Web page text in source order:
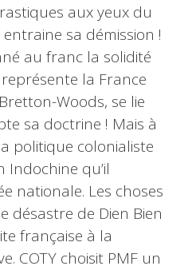
aux yeux du
sa démission !
au franc la solidité
la France
Woods, se lie
sa doctrine ! Mais à
politique colonialiste
qu’il
nationale. Les choses
désastre de Dien Bien
française à la
COTY choisit PMF un